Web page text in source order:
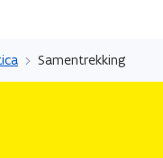
Samentrekking